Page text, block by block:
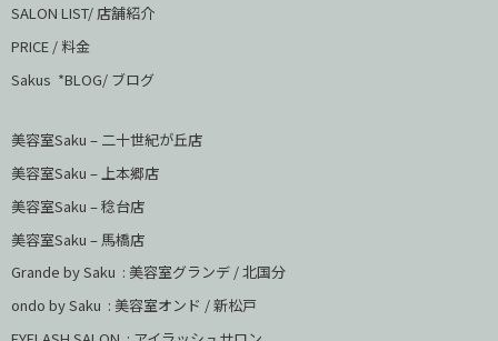
SALON LIST/ 店舗紹介
PRICE / 料金
Sakus *BLOG/ ブログ
美容室Saku – 二十世紀が丘店
美容室Saku –上本郷店
美容室Saku –稔台店
美容室Saku – 馬橋店
Grande by Saku : 美容室グランデ / 北国分
ondo by Saku : 美容室オンド / 新松戸